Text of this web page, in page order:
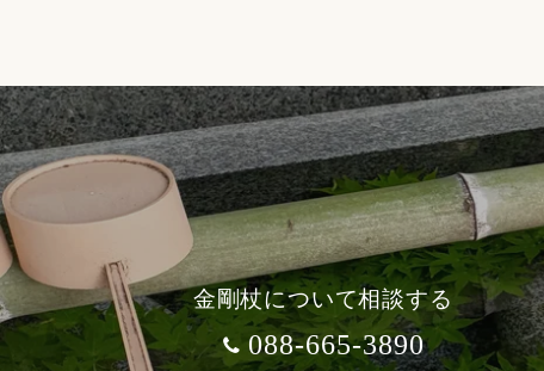
金剛杖について相談する
088-665-3890